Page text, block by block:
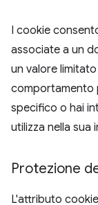
I cookie
associate a un
un valore
comportamento
specifico o hai
utilizza nella sua
Protezione
L'attributo cookie